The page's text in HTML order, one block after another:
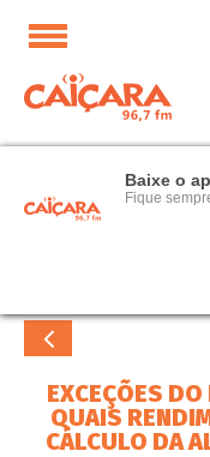
Baixe o
Fique
EXCEÇÕES
QUAIS
CÁLCULO DA